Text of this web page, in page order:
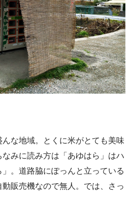
な地域。とくに米がとても美味
みに読み方は「あゆはら」はハ
。道路脇にぽっんと立っている
販売機なので無人。では、さっ